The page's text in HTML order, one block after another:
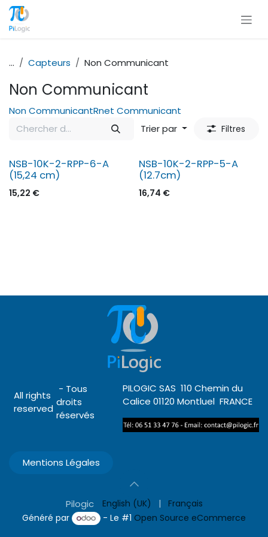
Se rendre au contenu
... Capteurs Non Communicant
Non Communicant
Non CommunicantRnet Communicant
Trier par
Filtres
NSB-10K-2-RPP-6-A
(15,24 cm)
15,22 €
NSB-10K-2-RPP-5-A
(12.7cm)
16,74 €
All rights
reserved
- Tous
droits
réservés
PILOGIC SAS 110 Chemin du
Calice 01120 Montluel FRANCE
Mentions Légales
Pilogic English (UK) |
Français
Généré par
- Le #1 Open Source eCommerce